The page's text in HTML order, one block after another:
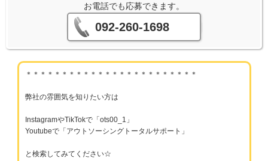
お電話でも応募できます。
092-260-1698
＊＊＊＊＊＊＊＊＊＊＊＊＊＊＊＊＊＊＊＊＊＊＊＊
弊社の雰囲気を知りたい方は
InstagramやTikTokで「ots00_1」
Youtubeで「アウトソーシングトータルサポート」
と検索してみてください☆